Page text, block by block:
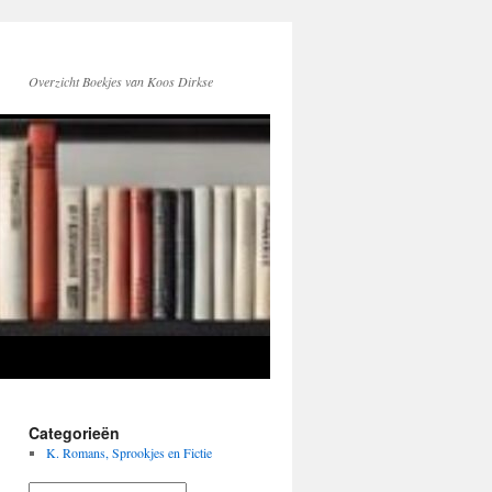
Overzicht Boekjes van Koos Dirkse
Categorieën
K. Romans, Sprookjes en Fictie